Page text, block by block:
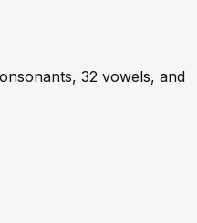
32 vowels, and